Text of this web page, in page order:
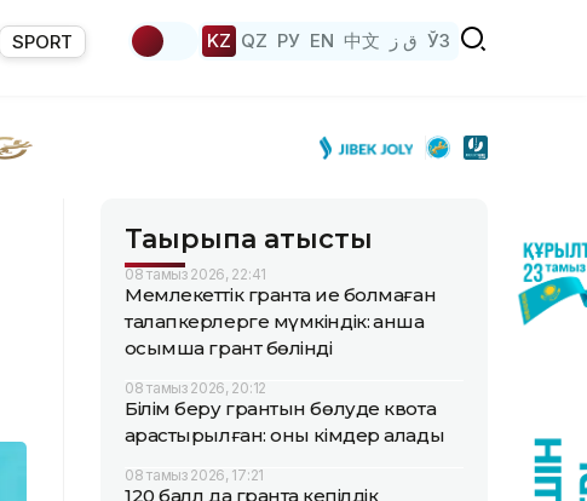
SPORT KZ QZ РУ EN 中文 ق ز ЎЗ
Тақырыпқа қатысты
08 тамыз 2026, 22:41
Мемлекеттік грантқа ие болмаған
талапкерлерге мүмкіндік: қанша
қосымша грант бөлінді
08 тамыз 2026, 20:12
Білім беру грантын бөлуде квота
қарастырылған: оны кімдер алады
08 тамыз 2026, 17:21
120 балл да грантқа кепілдік